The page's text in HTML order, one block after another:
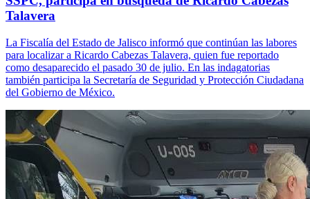
Talavera
La Fiscalía del Estado de Jalisco informó que continúan las labores
para localizar a Ricardo Cabezas Talavera, quien fue reportado
como desaparecido el pasado 30 de julio. En las indagatorias
también participa la Secretaría de Seguridad y Protección Ciudadana
del Gobierno de México.